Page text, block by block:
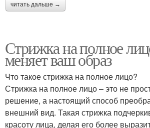
читать дальше →
Стрижка на полное
меняет ваш образ
Что такое стрижка на полное лицо?
Стрижка на полное лицо – это не
решение, а настоящий способ
внешний вид. Такая стрижка
красоту лица, делая его более